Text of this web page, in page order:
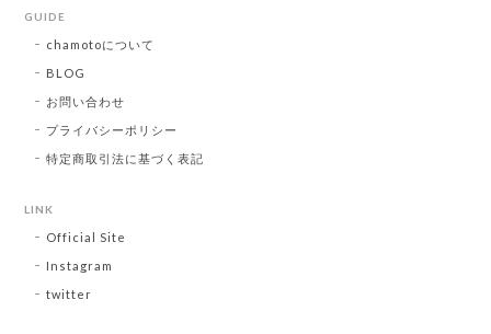
GUIDE
chamotoについて
BLOG
お問い合わせ
プライバシーポリシー
特定商取引法に基づく表記
LINK
Official Site
Instagram
twitter